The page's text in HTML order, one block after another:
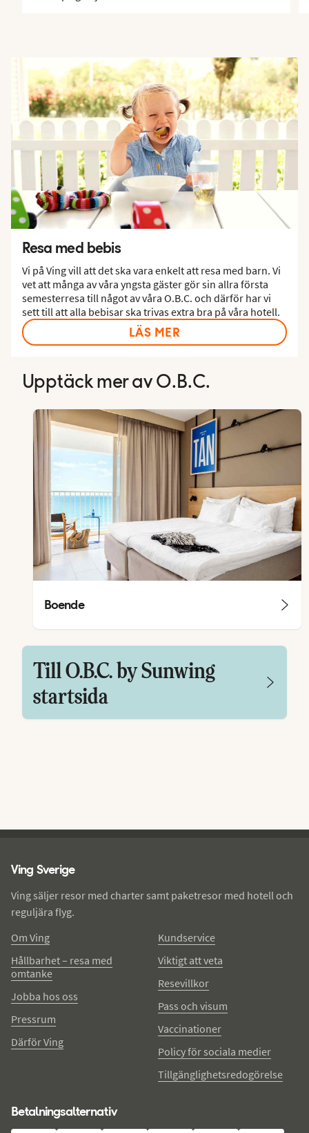
Resa med bebis
Vi på Ving vill att det ska vara enkelt att resa med barn. Vi
vet att många av våra yngsta gäster gör sin allra första
semesterresa till något av våra O.B.C. och därför har vi
sett till att alla bebisar ska trivas extra bra på våra hotell.
LÄS MER
Upptäck mer av O.B.C.
Boende
Till O.B.C. by Sunwing
startsida
Ving Sverige
Ving säljer resor med charter samt paketresor med hotell och
reguljära flyg.
Om Ving
Hållbarhet – resa med
omtanke
Jobba hos oss
Pressrum
Därför Ving
Kundservice
Viktigt att veta
Resevillkor
Pass och visum
Vaccinationer
Policy för sociala medier
Tillgänglighetsredogörelse
Betalningsalternativ